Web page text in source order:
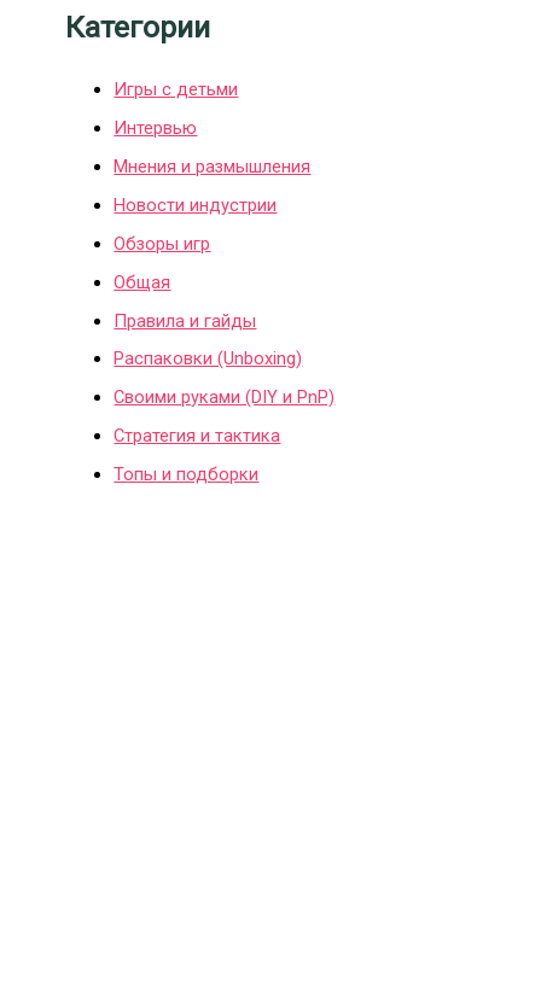
Категории
Игры с детьми
Интервью
Мнения и размышления
Новости индустрии
Обзоры игр
Общая
Правила и гайды
Распаковки (Unboxing)
Своими руками (DIY и PnP)
Стратегия и тактика
Топы и подборки